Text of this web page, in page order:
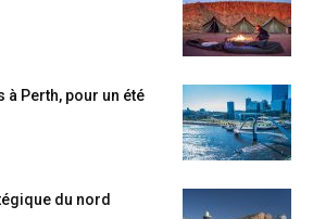
à Perth, pour un été
du nord